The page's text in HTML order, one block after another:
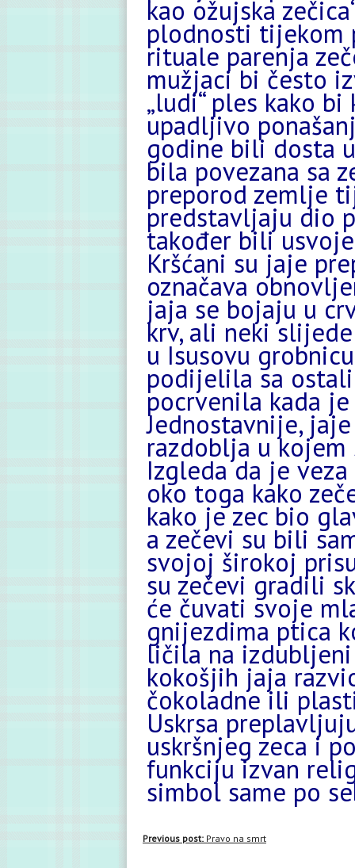
kao ožujska
plodnosti tijekom
rituale parenja
mužjaci bi često
„ludi“ ples kako
upadljivo
godine bili dosta
bila povezana sa
preporod zemlje
predstavljaju dio
također bili
Kršćani su jaje
označava
jaja se bojaju u
krv, ali neki
u Isusovu
podijelila sa
pocrvenila kada
Jednostavnije,
razdoblja u
Izgleda da je
oko toga kako
kako je zec bio
a zečevi su bili
svojoj širokoj
su zečevi gradili
će čuvati svoje
gnijezdima ptica
ličila na
kokošjih jaja
čokoladne ili
Uskrsa
uskršnjeg zeca i
funkciju izvan
simbol same po
Previous post: Pravo na smrt